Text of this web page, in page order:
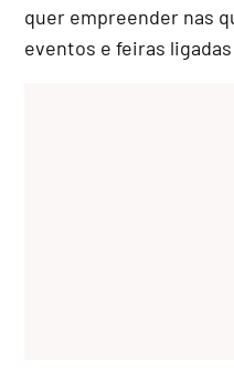
quer empreender nas
eventos e feiras